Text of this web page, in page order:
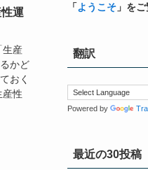
運
生産
かど
おく
産性
「ようこそ 」を
翻訳
Powered by
最近の30投稿